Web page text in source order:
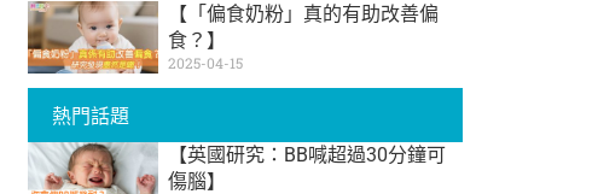
【「偏食奶粉」真的有助改善偏
食？】
2025-04-15
熱門話題
【英國研究：BB喊超過30分鐘可
傷腦】